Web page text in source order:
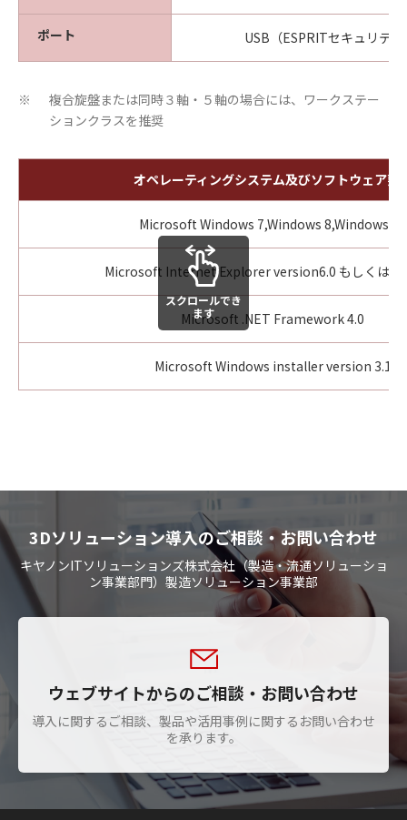
ポート USB（ESPRITセキュリテ
※
複合旋盤または同時３軸・５軸の場合には、ワークステー
ションクラスを推奨
オペレーティングシステム及びソフトウェア要
Microsoft Windows 7,Windows 8,Windows 10
Microsoft Internet Explorer version6.0 もしくはそ
Microsoft .NET Framework 4.0
Microsoft Windows installer version 3.1
スクロールでき
ます
3Dソリューション導入のご相談・お問い合わせ
キヤノンITソリューションズ株式会社（製造・流通ソリューショ
ン事業部門）製造ソリューション事業部
ウェブサイトからのご相談・お問い合わせ
導入に関するご相談、製品や活用事例に関するお問い合わせ
を承ります。